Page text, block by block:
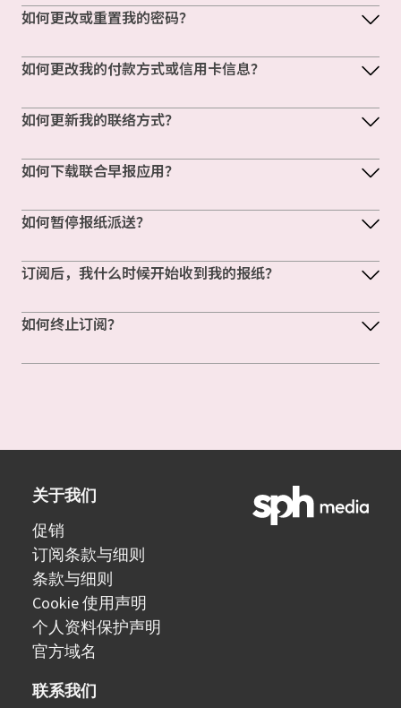
如何更改或重置我的密码？
如何更改我的付款方式或信用卡信息？
如何更新我的联络方式？
如何下载联合早报应用？
如何暂停报纸派送？
订阅后，我什么时候开始收到我的报纸？
如何终止订阅？
关于我们
促销
订阅条款与细则
条款与细则
Cookie 使用声明
个人资料保护声明
官方域名
联系我们